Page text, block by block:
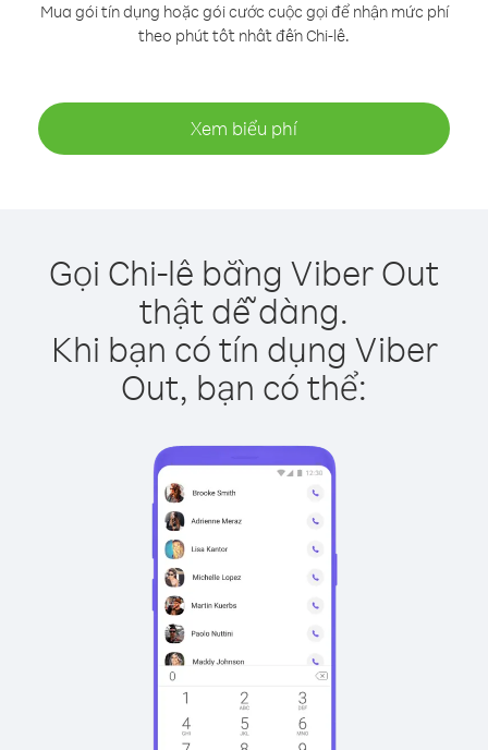
Mua gói tín dụng hoặc gói cước cuộc gọi để nhận mức phí
theo phút tốt nhất đến Chi-lê.
Xem biểu phí
Gọi Chi-lê bằng Viber Out
thật dễ dàng.
Khi bạn có tín dụng Viber
Out, bạn có thể: